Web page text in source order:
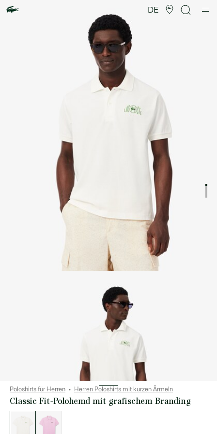
DE
Poloshirts für Herren Herren Poloshirts mit kurzen Ärmeln
Classic Fit-Polohemd mit grafischem Branding
Varianten